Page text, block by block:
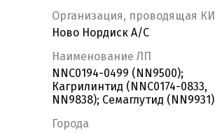
Организация, проводящая КИ
Ново Нордиск А/С
Наименование ЛП
NNC0194-0499 (NN9500);
Кагрилинтид (NNC0174-0833,
NN9838); Семаглутид (NN9931)
Города